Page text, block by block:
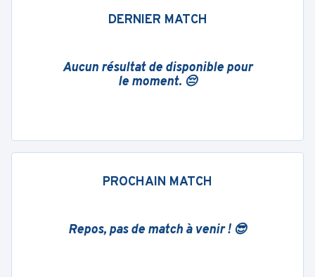
DERNIER MATCH
Aucun résultat de disponible pour
le moment. 😔
PROCHAIN MATCH
Repos, pas de match à venir ! 😎